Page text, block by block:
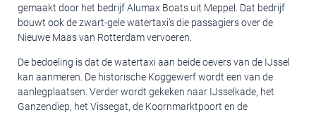
gemaakt door het bedrijf Alumax Boats uit Meppel. Dat bedrijf
bouwt ook de zwart-gele watertaxi’s die passagiers over de
Nieuwe Maas van Rotterdam vervoeren.
De bedoeling is dat de watertaxi aan beide oevers van de IJssel
kan aanmeren. De historische Koggewerf wordt een van de
aanlegplaatsen. Verder wordt gekeken naar IJsselkade, het
Ganzendiep, het Vissegat, de Koornmarktpoort en de